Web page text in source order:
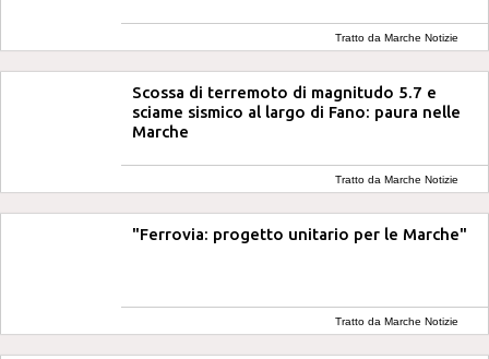
Tratto da Marche Notizie
Scossa di terremoto di magnitudo 5.7 e
sciame sismico al largo di Fano: paura nelle
Marche
Tratto da Marche Notizie
"Ferrovia: progetto unitario per le Marche"
Tratto da Marche Notizie